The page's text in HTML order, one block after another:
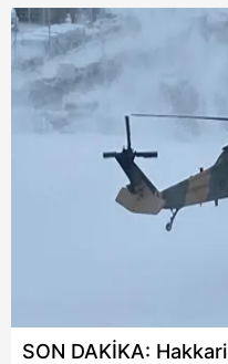
SON DAKİKA: